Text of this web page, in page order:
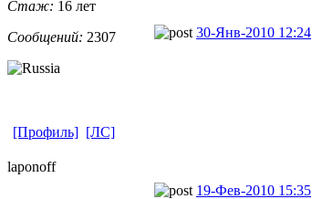
Стаж: 16 лет
Сообщений: 2307 30-Янв-2010 12:24
[Профиль] [ЛС]
laponoff
19-Фев-2010 15:35